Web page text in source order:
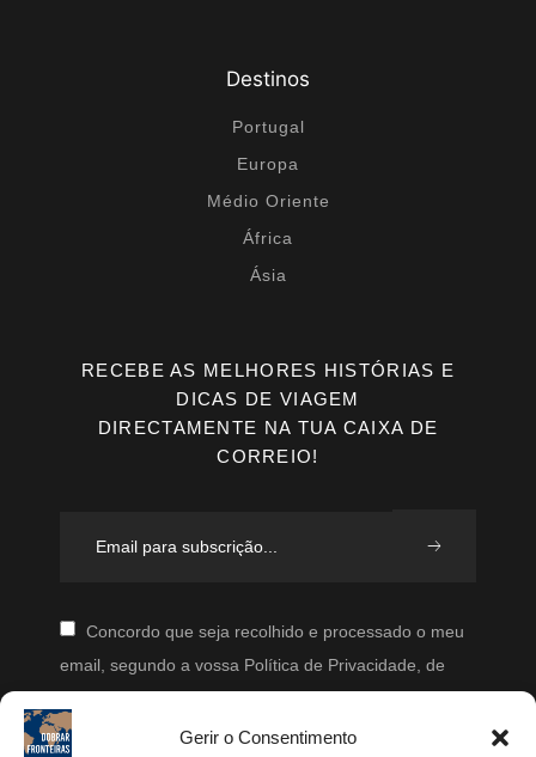
Gerir o Consentimento
Destinos
Portugal
Europa
Médio Oriente
África
Ásia
RECEBE AS MELHORES HISTÓRIAS E
DICAS DE VIAGEM
DIRECTAMENTE NA TUA CAIXA DE
CORREIO!
Concordo que seja recolhido e processado o meu
email, segundo a vossa Política de Privacidade, de
modo a que posteriormente possam enviar-me emails
periodicamente.